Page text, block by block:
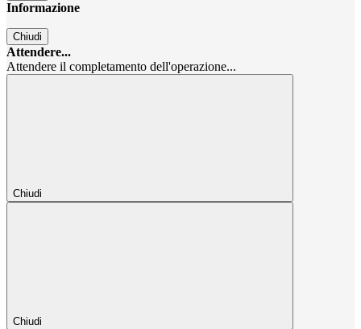
Informazione
Chiudi
Attendere...
Attendere il completamento dell'operazione...
Chiudi
Chiudi